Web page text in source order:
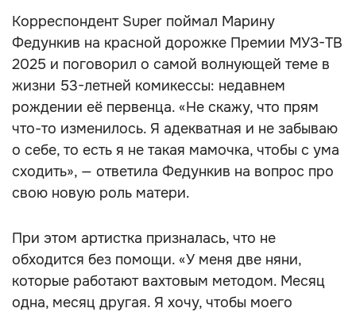
Корреспондент Super поймал Марину
Федункив на красной дорожке Премии МУЗ-ТВ
2025 и поговорил о самой волнующей теме в
жизни 53-летней комикессы: недавнем
рождении её первенца. «Не скажу, что прям
что-то изменилось. Я адекватная и не забываю
о себе, то есть я не такая мамочка, чтобы с ума
сходить», — ответила Федункив на вопрос про
свою новую роль матери.
При этом артистка призналась, что не
обходится без помощи. «У меня две няни,
которые работают вахтовым методом. Месяц
одна, месяц другая. Я хочу, чтобы моего